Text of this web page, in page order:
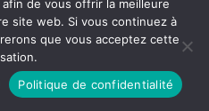
de vous offrir la meilleure
site web. Si vous continuez à
que vous acceptez cette
Politique de confidentialité